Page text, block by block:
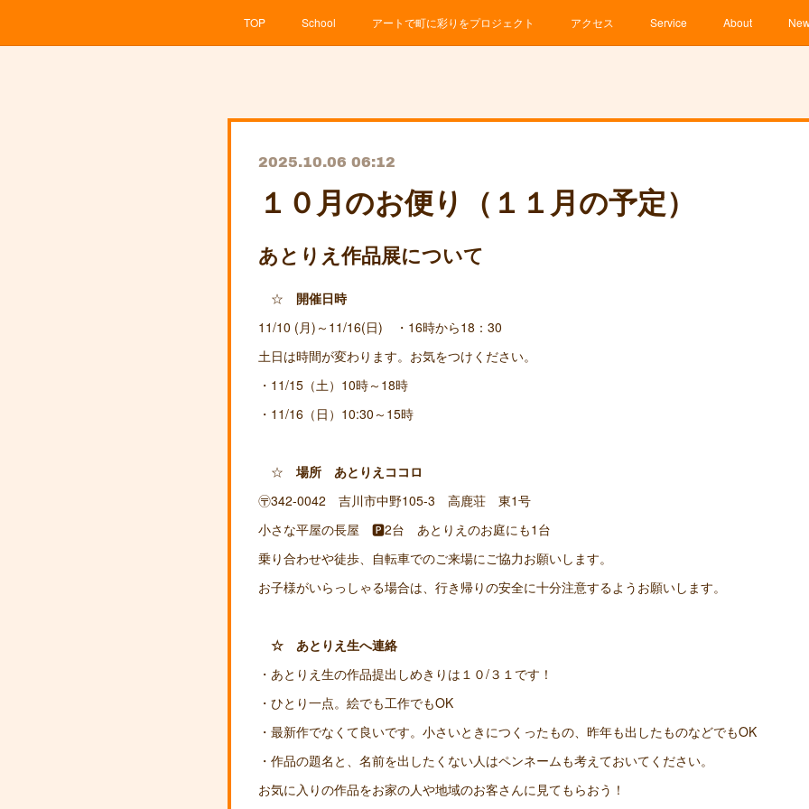
TOP School アートで町に彩りをプロジェクト アクセス Service About
2025.10.06 06:12
１０月のお便り（１１月の予定）
あとりえ作品展について
☆ 開催日時
11/10 (月)～11/16(日) ・16時から18：30
土日は時間が変わります。お気をつけください。
・11/15（土）10時～18時
・11/16（日）10:30～15時
☆ 場所 あとりえココロ
〶342-0042 吉川市中野105-3 高鹿荘 東1号
小さな平屋の長屋 🅿2台 あとりえのお庭にも1台
乗り合わせや徒歩、自転車でのご来場にご協力お願いします。
お子様がいらっしゃる場合は、行き帰りの安全に十分注意するようお願いします。
☆ あとりえ生へ連絡
・あとりえ生の作品提出しめきりは１０/３１です！
・ひとり一点。絵でも工作でもOK
・最新作でなくて良いです。小さいときにつくったもの、昨年も出したものなどでもOK
・作品の題名と、名前を出したくない人はペンネームも考えておいてください。
お気に入りの作品をお家の人や地域のお客さんに見てもらおう！